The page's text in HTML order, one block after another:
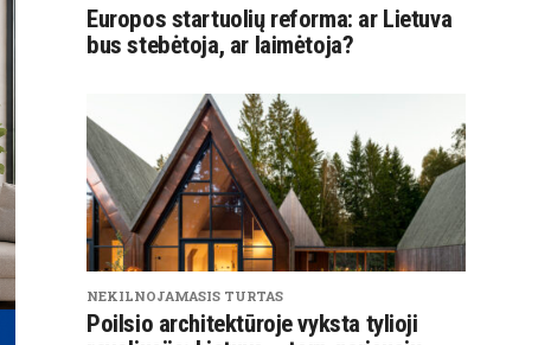
Europos startuolių reforma: ar Lietuva
bus stebėtoja, ar laimėtoja?
NEKILNOJAMASIS TURTAS
Poilsio architektūroje vyksta tylioji